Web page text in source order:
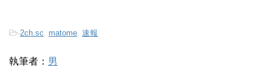
-2ch.sc matome 速報
執筆者： 男